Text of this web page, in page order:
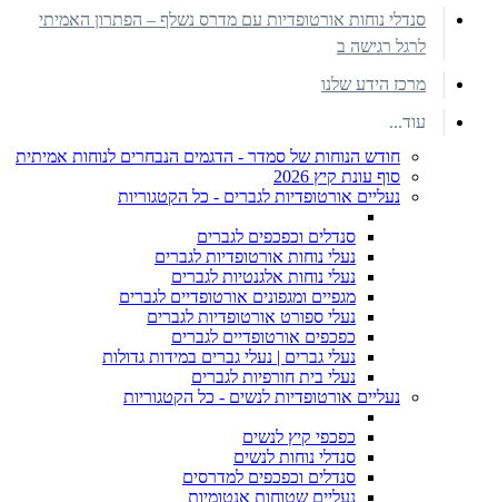
סנדלי נוחות אורטופדיות עם מדרס נשלף – הפתרון האמיתי
לרגל רגישה ב
מרכז הידע שלנו
עוד...
חודש הנוחות של סמדר - הדגמים הנבחרים לנוחות אמיתית
סוף עונת קיץ 2026
נעליים אורטופדיות לגברים - כל הקטגוריות
סנדלים וכפכפים לגברים
נעלי נוחות אורטופדיות לגברים
נעלי נוחות אלגנטיות לגברים
מגפיים ומגפונים אורטופדיים לגברים
נעלי ספורט אורטופדיות לגברים
כפכפים אורטופדיים לגברים
נעלי גברים | נעלי גברים במידות גדולות
נעלי בית חורפיות לגברים
נעליים אורטופדיות לנשים - כל הקטגוריות
כפכפי קיץ לנשים
סנדלי נוחות לנשים
סנדלים וכפכפים למדרסים
נעליים שטוחות אנטומיות